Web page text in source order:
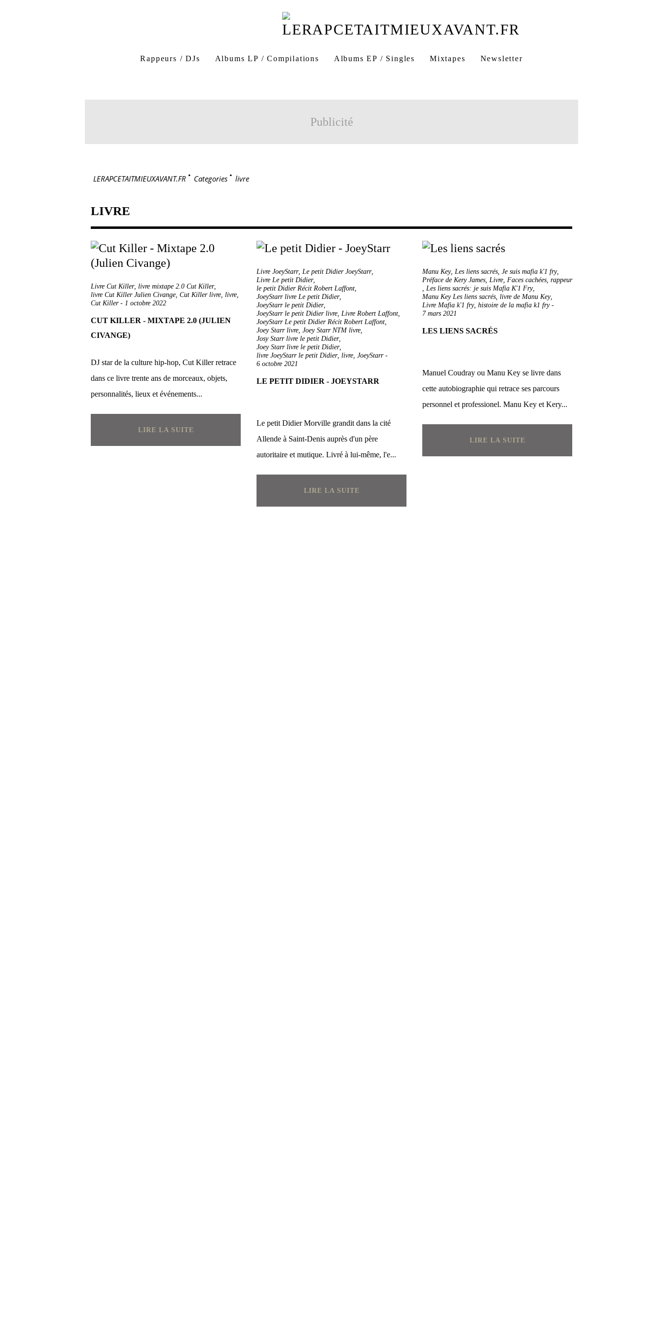
Rappeurs / DJs Albums LP / Compilations Albums EP / Singles Mixtapes Newsletter
Publicité
LERAPCETAITMIEUXAVANT.FR > Categories > livre
LIVRE
Livre Cut Killer, livre mixtape 2.0 Cut Killer,
livre Cut Killer Julien Civange, Cut Killer livre, livre,
Cut Killer- 1 octobre 2022
CUT KILLER - MIXTAPE 2.0 (JULIEN
CIVANGE)
DJ star de la culture hip-hop, Cut Killer retrace
dans ce livre trente ans de morceaux, objets,
personnalités, lieux et événements...
LIRE LA SUITE
Livre JoeyStarr, Le petit Didier JoeyStarr,
Livre Le petit Didier,
le petit Didier Récit Robert Laffont,
JoeyStarr livre Le petit Didier,
JoeyStarr le petit Didier,
JoeyStarr le petit Didier livre, Livre Robert Laffont,
JoeyStarr Le petit Didier Récit Robert Laffont,
Joey Starr livre, Joey Starr NTM livre,
Josy Starr livre le petit Didier,
Joey Starr livre le petit Didier,
livre JoeyStarr le petit Didier, livre, JoeyStarr-
6 octobre 2021
LE PETIT DIDIER - JOEYSTARR
Le petit Didier Morville grandit dans la cité
Allende à Saint-Denis auprès d'un père
autoritaire et mutique. Livré à lui-même, l'e...
LIRE LA SUITE
Manu Key, Les liens sacrés, Je suis mafia k'1 fry,
Préface de Kery James, Livre, Faces cachées, rappeur
, Les liens sacrés: je suis Mafia K'1 Fry,
Manu Key Les liens sacrés, livre de Manu Key,
Livre Mafia k'1 fry, histoire de la mafia k1 fry-
7 mars 2021
LES LIENS SACRÉS
Manuel Coudray ou Manu Key se livre dans
cette autobiographie qui retrace ses parcours
personnel et professionel. Manu Key et Kery...
LIRE LA SUITE